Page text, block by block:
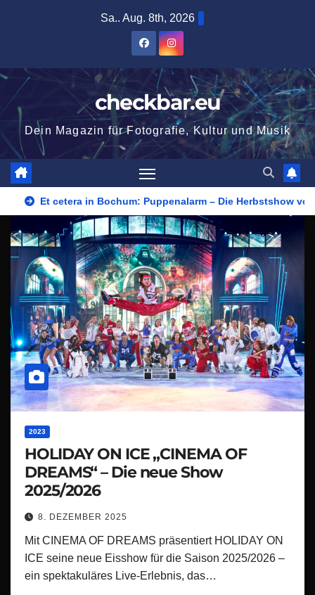
Sa.. Aug. 8th, 2026
checkbar.eu
Dein Magazin für Fotografie, Kultur und Musik
Et cetera in Bochum: Puppenalarm – Die Herbstshow
2023
HOLIDAY ON ICE „CINEMA OF
DREAMS“ – Die neue Show
2025/2026
8. DEZEMBER 2025
Mit CINEMA OF DREAMS präsentiert HOLIDAY ON
ICE seine neue Eisshow für die Saison 2025/2026 –
ein spektakuläres Live-Erlebnis, das…